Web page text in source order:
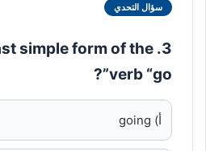
سؤال التحدي
simple form of the
verb “go”?
أ) going